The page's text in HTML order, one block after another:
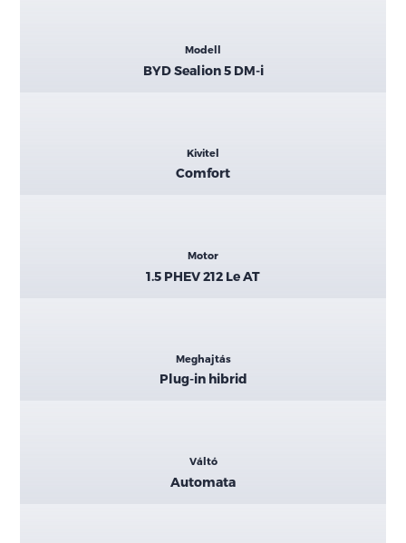
Modell
BYD Sealion 5 DM-i
Kivitel
Comfort
Motor
1.5 PHEV 212 Le AT
Meghajtás
Plug-in hibrid
Váltó
Automata